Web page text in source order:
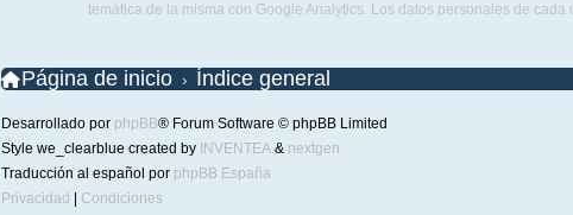
temática de la misma con Google Analytics. Los datos personales de
Página de inicio Índice general
Desarrollado por phpBB® Forum Software © phpBB Limited
Style we_clearblue created by INVENTEA& nextgen
Traducción al español por phpBB España
Privacidad
Condiciones